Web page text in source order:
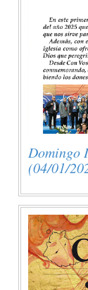
Domingo
(04/01/